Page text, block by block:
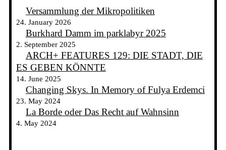
Versammlung der Mikropolitiken
24. January 2026
Burkhard Damm im parklabyr 2025
2. September 2025
ARCH+ FEATURES 129: DIE STADT, DIE
ES GEBEN KÖNNTE
14. June 2025
Changing Skys. In Memory of Fulya Erdemci
23. May 2024
La Borde oder Das Recht auf Wahnsinn
4. May 2024